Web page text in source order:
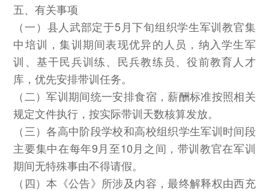
五、有关事项
（一）县人武部定于5月下旬组织学生军训教官集
中培训，集训期间表现优异的人员，纳入学生军
训、基干民兵训练、民兵教练员、役前教育人才
库，优先安排带训任务。
（二）军训期间统一安排食宿，薪酬标准按照相关
规定文件执行，按实际带训天数核算发放。
（三）各高中阶段学校和高校组织学生军训时间段
主要集中在每年9月至10月之间，带训教官在军训
期间无特殊事由不得请假。
（四）本《公告》所涉及内容，最终解释权由西充